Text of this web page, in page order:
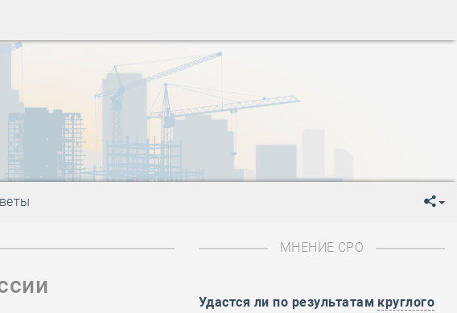
День Государственного флага Российской Федерации
-День знаний
-
День сотрудника органов внутренних дел РФ
27 января
День полного освобождения Ленинграда от фашистской
блокады
01 мая-
День Весны и Труда
09 мая -День Победы!
День Государственного флага Российской Федерации
10 ноября
День полного освобождения Ленинграда от фашистской
МНЕНИЕ СРО
Удастся ли по результатам круглого